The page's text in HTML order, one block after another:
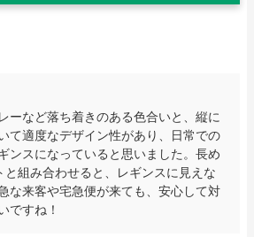
ーなど落ち着きのある色合いと、縦に
て適度なデザイン性があり、日常での
ンスになっていると思いました。長め
組み合わせると、レギンスに見えな
な来客や宅急便が来ても、安心して対
ですね！